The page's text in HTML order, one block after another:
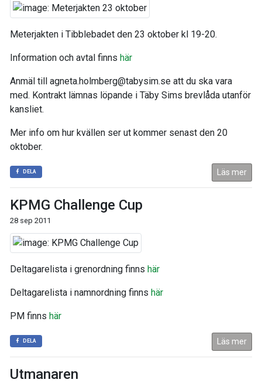
Meterjakten i Tibblebadet den 23 oktober kl 19-20.
Information och avtal finns här
Anmäl till agneta.holmberg@tabysim.se att du ska vara
med. Kontrakt lämnas löpande i Täby Sims brevlåda utanför
kansliet.
Mer info om hur kvällen ser ut kommer senast den 20
oktober.
DELA Läs mer
KPMG Challenge Cup
28 sep 2011
Deltagarelista i grenordning finns här
Deltagarelista i namnordning finns här
PM finns här
DELA Läs mer
Utmanaren